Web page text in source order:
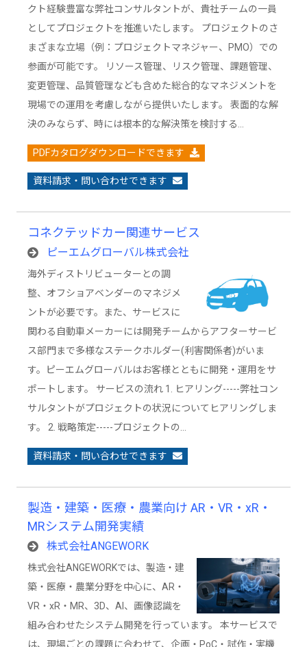
クト経験豊富な弊社コンサルタントが、貴社チームの一員
としてプロジェクトを推進いたします。 プロジェクトのさ
まざまな立場（例：プロジェクトマネジャー、PMO）での
参画が可能です。 リソース管理、リスク管理、課題管理、
変更管理、品質管理なども含めた総合的なマネジメントを
現場での運用を考慮しながら提供いたします。 表面的な解
決のみならず、時には根本的な解決策を検討する…
PDFカタログダウンロードできます
資料請求・問い合わせできます
コネクテッドカー関連サービス
ピーエムグローバル株式会社
海外ディストリビューターとの調
整、オフショアベンダーのマネジメ
ントが必要です。また、サービスに
関わる自動車メーカーには開発チームからアフターサービ
ス部門まで多様なステークホルダー(利害関係者)がいま
す。ピーエムグローバルはお客様とともに開発・運用をサ
ポートします。 サービスの流れ 1. ヒアリング-----弊社コン
サルタントがプロジェクトの状況についてヒアリングしま
す。 2. 戦略策定-----プロジェクトの…
資料請求・問い合わせできます
製造・建築・医療・農業向け AR・VR・xR・
MRシステム開発実績
株式会社ANGEWORK
株式会社ANGEWORKでは、製造・建
築・医療・農業分野を中心に、AR・
VR・xR・MR、3D、AI、画像認識を
組み合わせたシステム開発を行っています。 本サービスで
は、現場ごとの課題に合わせて、企画・PoC・試作・実機